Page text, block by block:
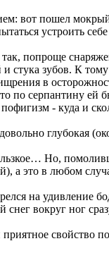
вот пошел
устроить себе
так, попроще
стука зубов. К
в
по серпантину ей
- куда и
глубокая
Но,
а это в любом
на удивление
вокруг ног
свойство